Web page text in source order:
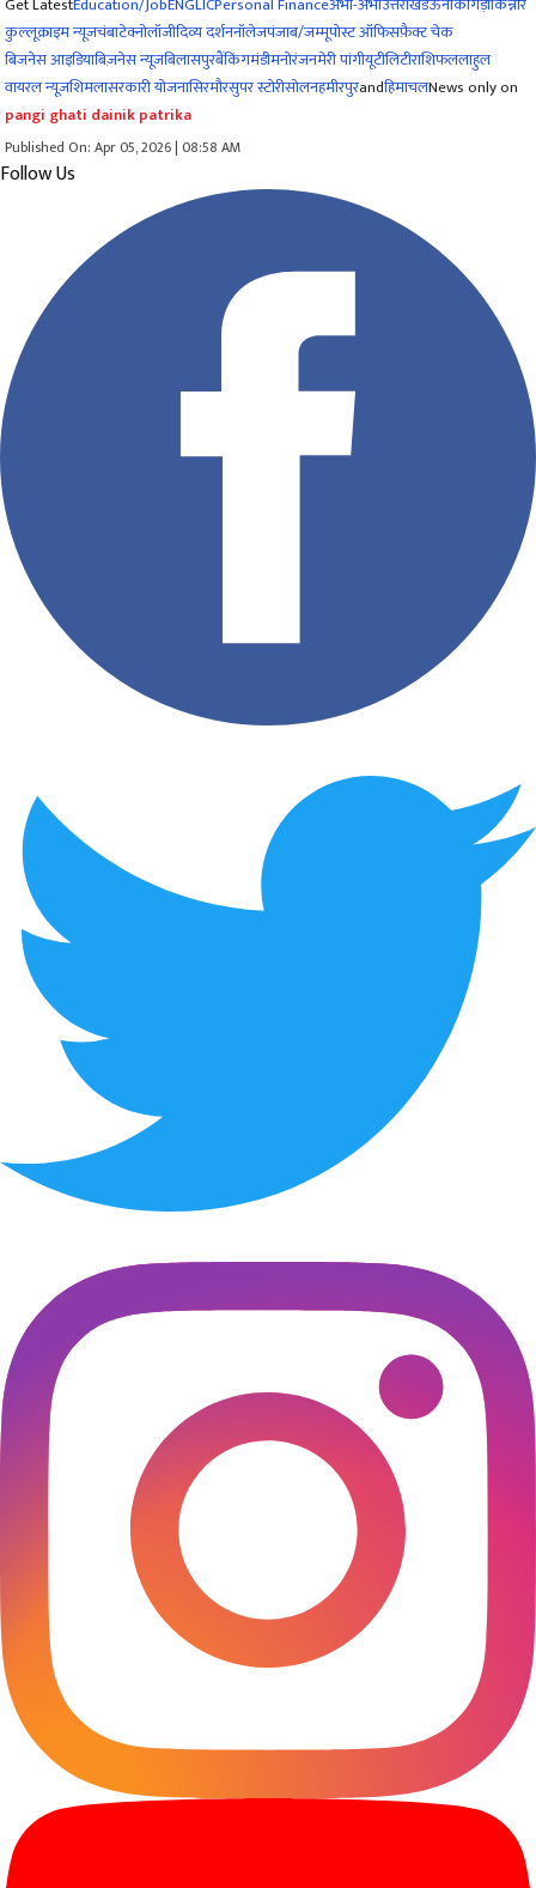
कुल्लूक्राइम न्यूजचंबाटेक्नोलॉजीदिव्य दर्शननॉलेजपंजाब/जम्मूपोस्ट ऑफिसफ़ैक्ट चेक
बिजनेस आइडियाबिज़नेस न्यूज़बिलासपुरबैंकिंगमंडीमनोरंजनमेरी पांगीयूटीलिटीराशिफललाहुल
वायरल न्यूज़शिमलासरकारी योजनासिरमौरसुपर स्टोरीसोलनहमीरपुरandहिमाचलNews only on
pangi ghati dainik patrika
Published On: Apr 05, 2026 | 08:58 AM
Follow Us